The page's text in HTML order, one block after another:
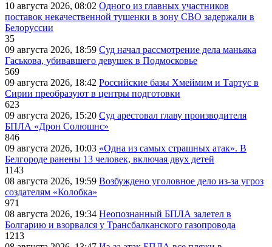
10 августа 2026, 08:02 Одного из главных участников
поставок некачественной тушенки в зону СВО задержали в
Белоруссии
35
09 августа 2026, 18:59 Суд начал рассмотрение дела маньяка
Гаськова, убивавшего девушек в Подмосковье
569
09 августа 2026, 18:42 Российские базы Хмеймим и Тартус в
Сирии преобразуют в центры подготовки
623
09 августа 2026, 15:20 Суд арестовал главу производителя
БПЛА «Дрон Солюшнс»
846
09 августа 2026, 10:03 «Одна из самых страшных атак». В
Белгороде ранены 13 человек, включая двух детей
1143
08 августа 2026, 19:59 Возбуждено уголовное дело из-за угроз
создателям «Колобка»
971
08 августа 2026, 19:34 Неопознанный БПЛА залетел в
Болгарию и взорвался у Трансбалканского газопровода
1213